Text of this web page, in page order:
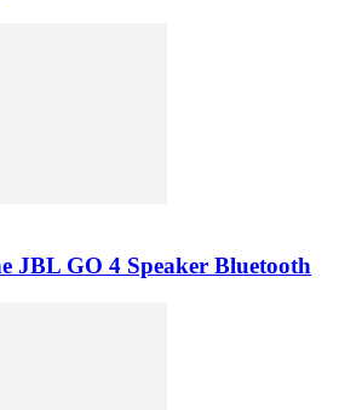
JBL GO 4 Speaker Bluetooth